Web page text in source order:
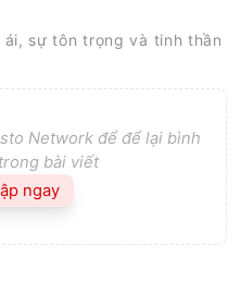
sự tôn trọng và tinh thần
Network để để lại bình
bài viết
ngay